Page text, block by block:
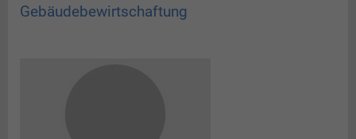
Gebäudebewirtschaftung